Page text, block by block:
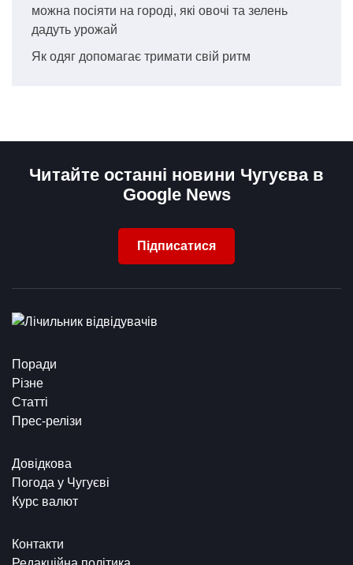
можна посіяти на городі, які овочі та зелень
дадуть урожай
Як одяг допомагає тримати свій ритм
Читайте останні новини Чугуєва в
Google News
Підписатися
Поради
Різне
Статті
Прес-релізи
Довідкова
Погода у Чугуєві
Курс валют
Контакти